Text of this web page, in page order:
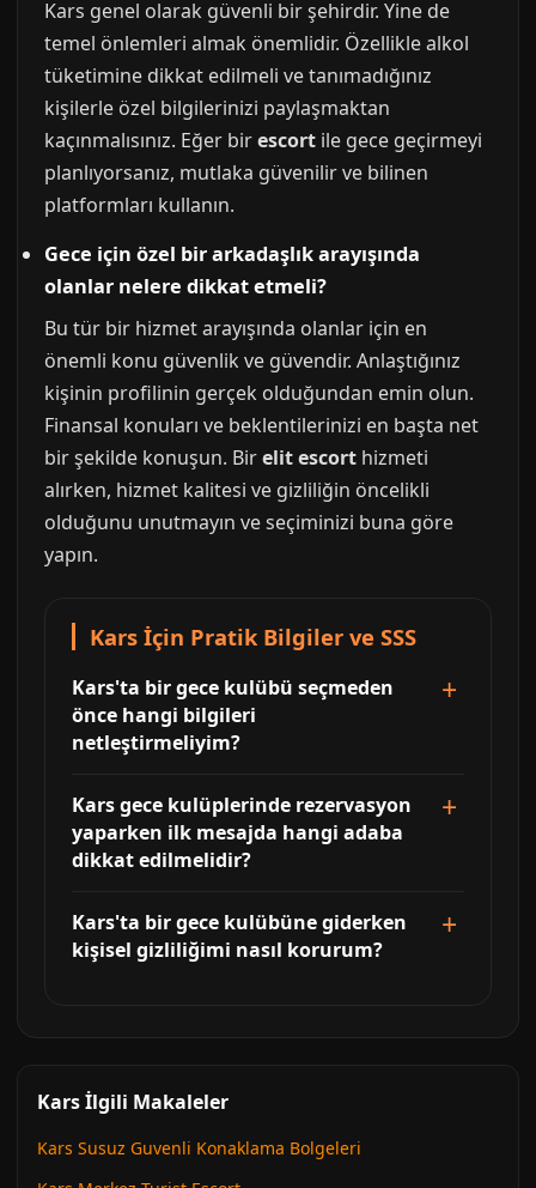
Kars genel olarak güvenli bir şehirdir. Yine de
temel önlemleri almak önemlidir. Özellikle alkol
tüketimine dikkat edilmeli ve tanımadığınız
kişilerle özel bilgilerinizi paylaşmaktan
kaçınmalısınız. Eğer birescort ile gece geçirmeyi
planlıyorsanız, mutlaka güvenilir ve bilinen
platformları kullanın.
Gece için özel bir arkadaşlık arayışında
olanlar nelere dikkat etmeli?
Bu tür bir hizmet arayışında olanlar için en
önemli konu güvenlik ve güvendir. Anlaştığınız
kişinin profilinin gerçek olduğundan emin olun.
Finansal konuları ve beklentilerinizi en başta net
bir şekilde konuşun. Birelit escort hizmeti
alırken, hizmet kalitesi ve gizliliğin öncelikli
olduğunu unutmayın ve seçiminizi buna göre
yapın.
Kars İçin Pratik Bilgiler ve SSS
Kars'ta bir gece kulübü seçmeden
önce hangi bilgileri
netleştirmeliyim?
Kars gece kulüplerinde rezervasyon
yaparken ilk mesajda hangi adaba
dikkat edilmelidir?
Kars'ta bir gece kulübüne giderken
kişisel gizliliğimi nasıl korurum?
Kars İlgili Makaleler
Kars Susuz Guvenli Konaklama Bolgeleri